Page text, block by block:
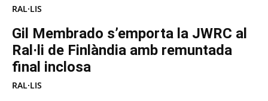
RAL·LIS
Gil Membrado s’emporta la JWRC al
Ral·li de Finlàndia amb remuntada
final inclosa
RAL·LIS